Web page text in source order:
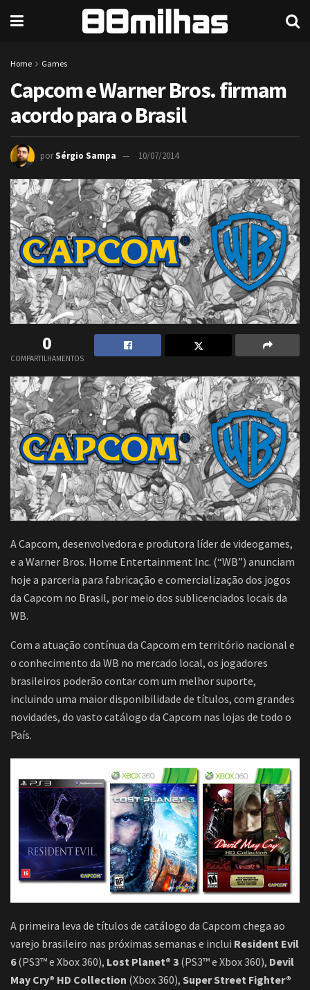
Home Games
Capcom e Warner Bros. firmam
acordo para o Brasil
porSérgio Sampa 10/07/2014
0
COMPARTILHAMENTOS
A Capcom, desenvolvedora e produtora líder de videogames,
e a Warner Bros. Home Entertainment Inc. (“WB”) anunciam
hoje a parceria para fabricação e comercialização dos jogos
da Capcom no Brasil, por meio dos sublicenciados locais da
WB.
Com a atuação contínua da Capcom em território nacional e
o conhecimento da WB no mercado local, os jogadores
brasileiros poderão contar com um melhor suporte,
incluindo uma maior disponibilidade de títulos, com grandes
novidades, do vasto catálogo da Capcom nas lojas de todo o
País.
A primeira leva de títulos de catálogo da Capcom chega ao
varejo brasileiro nas próximas semanas e inclui Resident Evil
6(PS3™ e Xbox 360), Lost Planet® 3 (PS3™ e Xbox 360), Devil
May Cry® HD Collection (Xbox 360), Super Street Fighter®